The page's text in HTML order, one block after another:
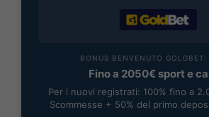
BONUS BENVENUTO
Fino a 2050€ sport e
Per i nuovi registrati: 100% fino a
Scommesse + 50% del primo